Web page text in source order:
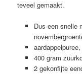
teveel gemaakt.
Dus een snelle
400 gram
2 gekonfijte